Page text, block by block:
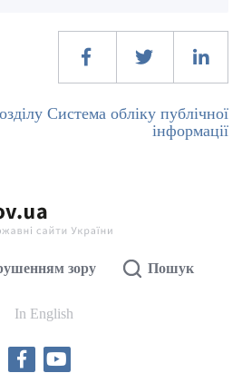
Система обліку публічної
інформації
зору Пошук
In English